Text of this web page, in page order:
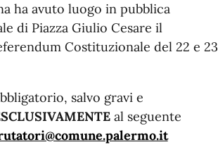
ha avuto luogo in pubblica
di Piazza Giulio Cesare il
Costituzionale del 22 e 23
salvo gravi e
al seguente
palermo.it